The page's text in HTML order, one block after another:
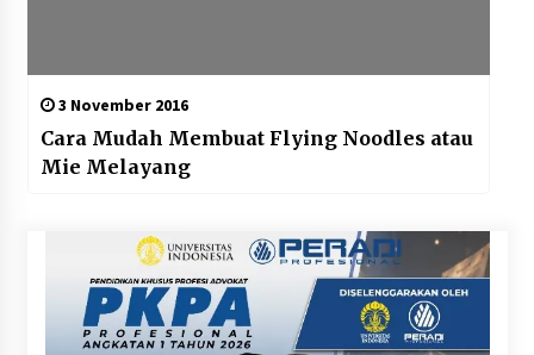
3 November 2016
Cara Mudah Membuat Flying Noodles atau
Mie Melayang